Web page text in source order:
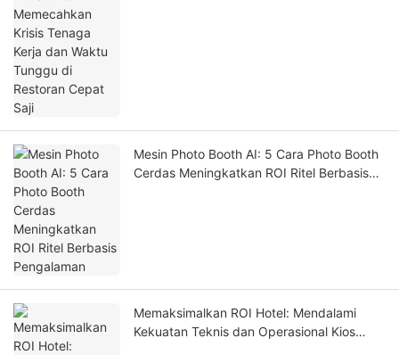
Mesin Photo Booth AI: 5 Cara Photo Booth
Cerdas Meningkatkan ROI Ritel Berbasis
Memaksimalkan ROI Hotel: Mendalami
Kekuatan Teknis dan Operasional Kios